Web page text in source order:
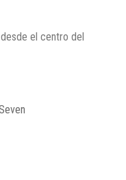
desde el centro del